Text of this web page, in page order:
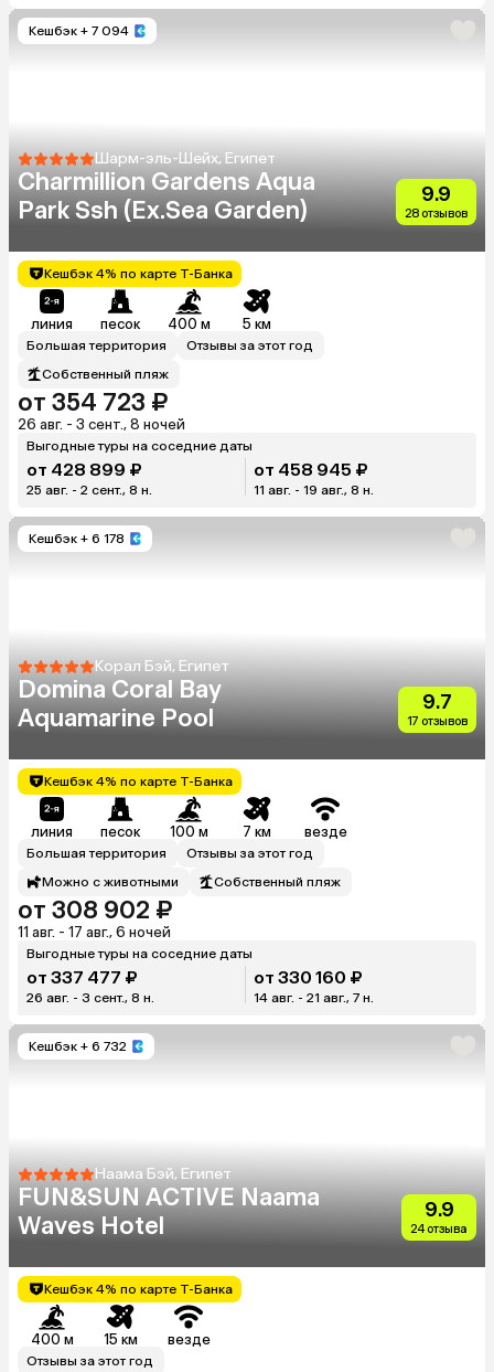
Кешбэк + 7 094
Шарм-эль-Шейх, Египет
Charmillion Gardens Aqua
Park Ssh (Ex.Sea Garden)
9.9
28 отзывов
Кешбэк 4% по карте Т-Банка
линия песок 400 м 5 км
Большая территория
Отзывы за этот год
Собственный пляж
от 354 723 ₽
26 авг. - 3 сент., 8 ночей
Выгодные туры на соседние даты
от 428 899 ₽
25 авг. - 2 сент., 8 н.
от 458 945 ₽
11 авг. - 19 авг., 8 н.
Кешбэк + 6 178
Корал Бэй, Египет
Domina Coral Bay
Aquamarine Pool
9.7
17 отзывов
Кешбэк 4% по карте Т-Банка
линия песок 100 м 7 км везде
Большая территория
Отзывы за этот год
Можно с животными
Собственный пляж
от 308 902 ₽
11 авг. - 17 авг., 6 ночей
Выгодные туры на соседние даты
от 337 477 ₽
26 авг. - 3 сент., 8 н.
от 330 160 ₽
14 авг. - 21 авг., 7 н.
Кешбэк + 6 732
Наама Бэй, Египет
FUN&SUN ACTIVE Naama
Waves Hotel
9.9
24 отзыва
Кешбэк 4% по карте Т-Банка
400 м 15 км везде
Отзывы за этот год